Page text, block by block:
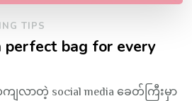
TIPS
perfect bag for every
ာတဲ့ social media ခေတ်ကြီးမှာ